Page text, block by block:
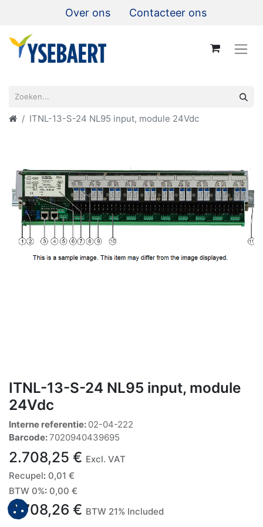
Over ons Contacteer ons
ITNL-13-S-24 NL95 input, module 24Vdc
ITNL-13-S-24 NL95 input, module
24Vdc
Interne referentie: 02-04-222
Barcode:7020940439695
2.708,25 € Excl. VAT
Recupel: 0,01 €
BTW 0%: 0,00 €
2.708,26 € BTW 21% Included